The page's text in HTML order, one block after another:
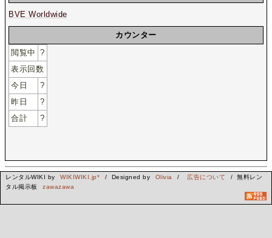
BVE Worldwide
カウンター
閲覧中 ?
表示回数
今日
?
昨日
?
合計
?
レンタルWIKI by WIKIWIKI.jp* / Designed by Olivia / 広告について
/ 無料レン
タル掲示板
zawazawa